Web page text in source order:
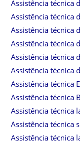
Assistência técnica
Assistência técnica
Assistência técnica
Assistência técnica
Assistência técnica
Assistência técnica
Assistência técnica
Assistência técnica
Assistência técnica
Assistência técnica
Assistência técnica